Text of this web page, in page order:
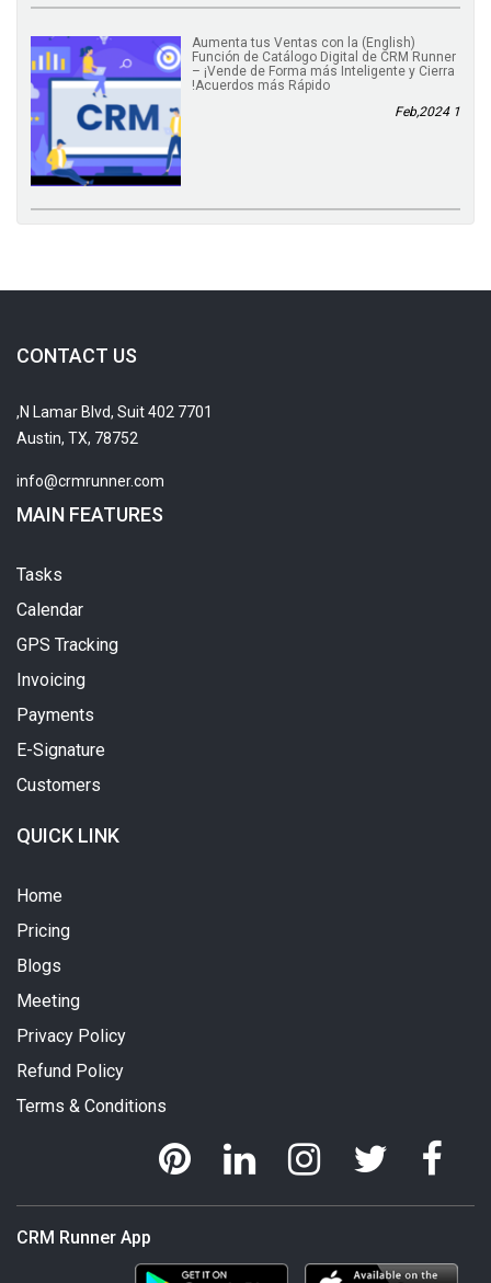
(English) Aumenta tus Ventas con la
Función de Catálogo Digital de CRM Runner
– ¡Vende de Forma más Inteligente y Cierra
Acuerdos más Rápido!
1 Feb,2024
CONTACT US
7701 N Lamar Blvd, Suit 402,
Austin, TX, 78752
info@crmrunner.com
MAIN FEATURES
Tasks
Calendar
GPS Tracking
Invoicing
Payments
E-Signature
Customers
QUICK LINK
Home
Pricing
Blogs
Meeting
Privacy Policy
Refund Policy
Terms & Conditions
CRM Runner App